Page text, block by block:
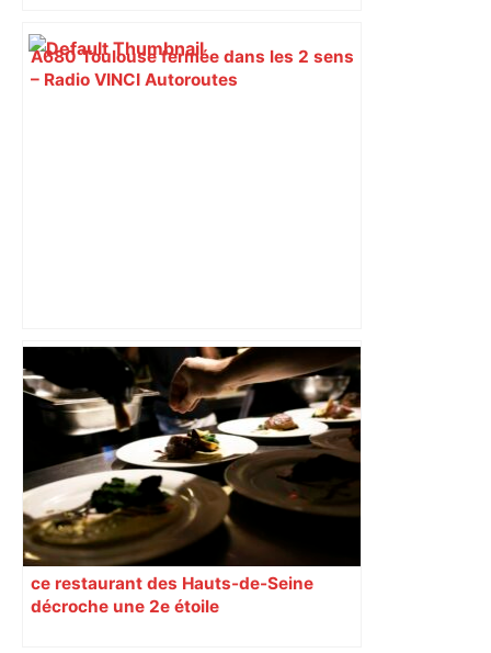
A680 Toulouse fermée dans les 2 sens
– Radio VINCI Autoroutes
Top 14 : Perpignan mate le leader
Toulouse et quitte la dernière place –
lanouvellerepublique.fr
ce restaurant des Hauts-de-Seine
décroche une 2e étoile